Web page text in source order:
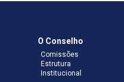
O Conselho
Comissões
Estrutura
Institucional